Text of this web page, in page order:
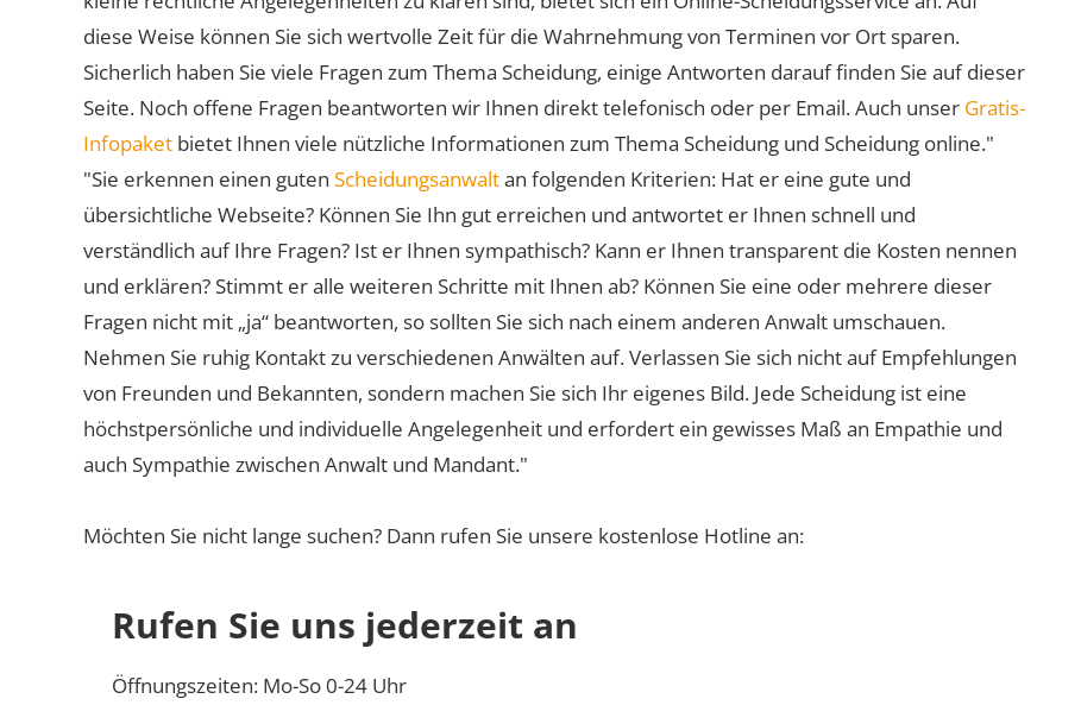
diese Weise können Sie sich wertvolle Zeit für die Wahrnehmung von Terminen vor Ort sparen.
Sicherlich haben Sie viele Fragen zum Thema Scheidung, einige Antworten darauf finden Sie auf dieser
Seite. Noch offene Fragen beantworten wir Ihnen direkt telefonisch oder per Email. Auch unser Gratis-
Infopaket bietet Ihnen viele nützliche Informationen zum Thema Scheidung und Scheidung online."
"Sie erkennen einen guten Scheidungsanwaltan folgenden Kriterien: Hat er eine gute und
übersichtliche Webseite? Können Sie Ihn gut erreichen und antwortet er Ihnen schnell und
verständlich auf Ihre Fragen? Ist er Ihnen sympathisch? Kann er Ihnen transparent die Kosten nennen
und erklären? Stimmt er alle weiteren Schritte mit Ihnen ab? Können Sie eine oder mehrere dieser
Fragen nicht mit „ja“ beantworten, so sollten Sie sich nach einem anderen Anwalt umschauen.
Nehmen Sie ruhig Kontakt zu verschiedenen Anwälten auf. Verlassen Sie sich nicht auf Empfehlungen
von Freunden und Bekannten, sondern machen Sie sich Ihr eigenes Bild. Jede Scheidung ist eine
höchstpersönliche und individuelle Angelegenheit und erfordert ein gewisses Maß an Empathie und
auch Sympathie zwischen Anwalt und Mandant."
Möchten Sie nicht lange suchen? Dann rufen Sie unsere kostenlose Hotline an:
Rufen Sie uns jederzeit an
Öffnungszeiten: Mo-So 0-24 Uhr